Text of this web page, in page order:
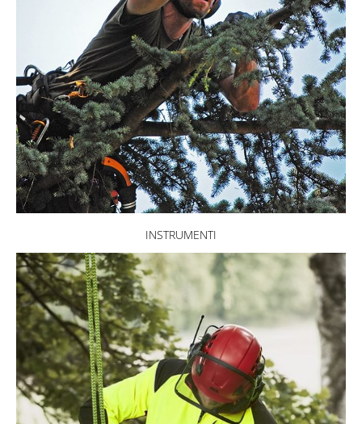
INSTRUMENTI